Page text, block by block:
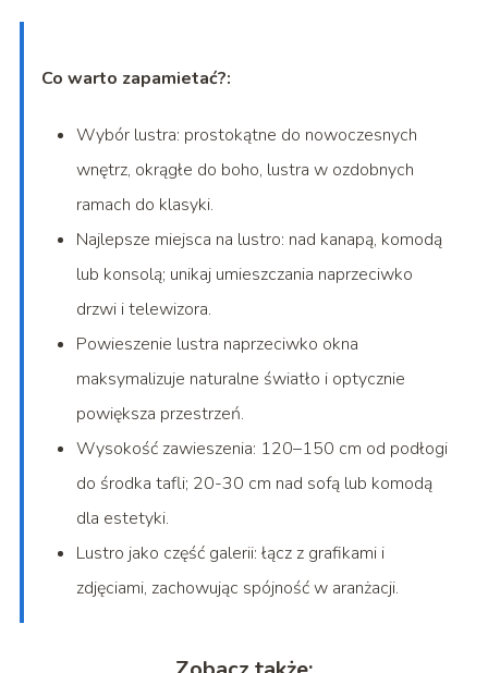
Co warto zapamietać?:
Wybór lustra: prostokątne do nowoczesnych
wnętrz, okrągłe do boho, lustra w ozdobnych
ramach do klasyki.
Najlepsze miejsca na lustro: nad kanapą, komodą
lub konsolą; unikaj umieszczania naprzeciwko
drzwi i telewizora.
Powieszenie lustra naprzeciwko okna
maksymalizuje naturalne światło i optycznie
powiększa przestrzeń.
Wysokość zawieszenia: 120–150 cm od podłogi
do środka tafli; 20-30 cm nad sofą lub komodą
dla estetyki.
Lustro jako część galerii: łącz z grafikami i
zdjęciami, zachowując spójność w aranżacji.